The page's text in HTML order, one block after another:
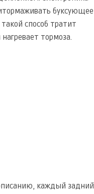
буксующее
такой способ тратит
тормоза.
каждый задний